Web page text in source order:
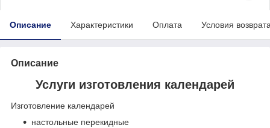
Описание Характеристики Оплата Условия
Описание
Услуги изготовления календарей
Изготовление календарей
настольные перекидные